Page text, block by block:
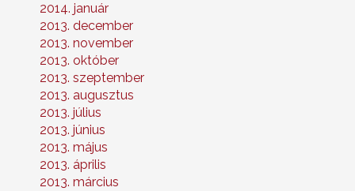
2014. január
2013. december
2013. november
2013. október
2013. szeptember
2013. augusztus
2013. július
2013. június
2013. május
2013. április
2013. március